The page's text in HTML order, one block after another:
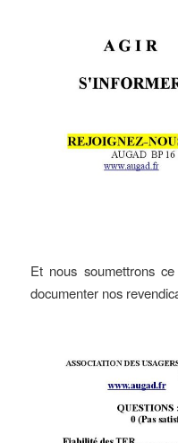
Et nous soumettrons
documenter nos